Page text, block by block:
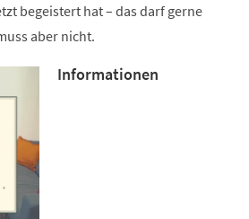
begeistert hat – das darf gerne
aber nicht.
Informationen